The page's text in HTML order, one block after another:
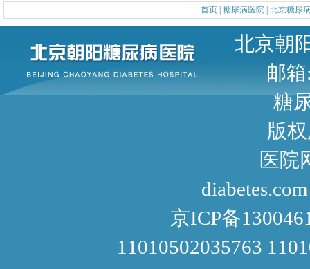
首页 糖尿病医院 北京糖尿
北京朝阳区甜水园东
邮箱
糖尿病咨询
版
医院网址： http://
京ICP备
11010502035763